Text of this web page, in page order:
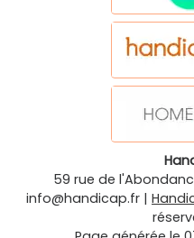
59 rue de
info@handicap.fr |